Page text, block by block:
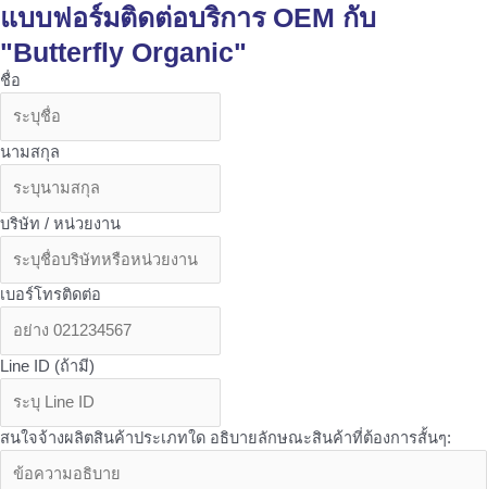
แบบฟอร์มติดต่อบริการ OEM กับ
"Butterfly Organic"
ชื่อ
นามสกุล
บริษัท / หน่วยงาน
เบอร์โทรติดต่อ
Line ID (ถ้ามี)
สนใจจ้างผลิตสินค้าประเภทใด อธิบายลักษณะสินค้าที่ต้องการสั้นๆ: